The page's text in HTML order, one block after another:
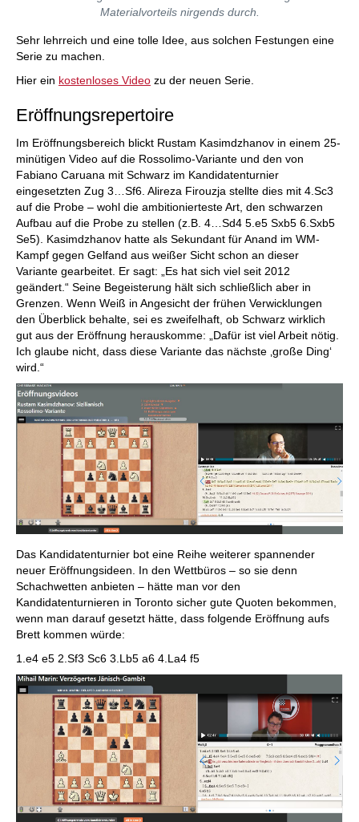
Materialvorteils nirgends durch.
Sehr lehrreich und eine tolle Idee, aus solchen Festungen eine
Serie zu machen.
Hier ein kostenloses Video zu der neuen Serie.
Eröffnungsrepertoire
Im Eröffnungsbereich blickt Rustam Kasimdzhanov in einem 25-
minütigen Video auf die Rossolimo-Variante und den von
Fabiano Caruana mit Schwarz im Kandidatenturnier
eingesetzten Zug 3…Sf6. Alireza Firouzja stellte dies mit 4.Sc3
auf die Probe – wohl die ambitionierteste Art, den schwarzen
Aufbau auf die Probe zu stellen (z.B. 4…Sd4 5.e5 Sxb5 6.Sxb5
Se5). Kasimdzhanov hatte als Sekundant für Anand im WM-
Kampf gegen Gelfand aus weißer Sicht schon an dieser
Variante gearbeitet. Er sagt: „Es hat sich viel seit 2012
geändert.“ Seine Begeisterung hält sich schließlich aber in
Grenzen. Wenn Weiß in Angesicht der frühen Verwicklungen
den Überblick behalte, sei es zweifelhaft, ob Schwarz wirklich
gut aus der Eröffnung herauskomme: „Dafür ist viel Arbeit nötig.
Ich glaube nicht, dass diese Variante das nächste ‚große Ding‘
wird.“
Das Kandidatenturnier bot eine Reihe weiterer spannender
neuer Eröffnungsideen. In den Wettbüros – so sie denn
Schachwetten anbieten – hätte man vor den
Kandidatenturnieren in Toronto sicher gute Quoten bekommen,
wenn man darauf gesetzt hätte, dass folgende Eröffnung aufs
Brett kommen würde:
1.e4 e5 2.Sf3 Sc6 3.Lb5 a6 4.La4 f5